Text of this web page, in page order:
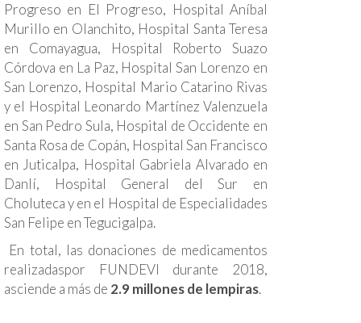
Progreso en El Progreso, Hospital Aníbal
Murillo en Olanchito, Hospital Santa Teresa
en Comayagua, Hospital Roberto Suazo
Córdova en La Paz, Hospital San Lorenzo en
San Lorenzo, Hospital Mario Catarino Rivas
y el Hospital Leonardo Martínez Valenzuela
en San Pedro Sula, Hospital de Occidente en
Santa Rosa de Copán, Hospital San Francisco
en Juticalpa, Hospital Gabriela Alvarado en
Danlí, Hospital General del Sur en
Choluteca y en el Hospital de Especialidades
San Felipe en Tegucigalpa.
En total, las donaciones de medicamentos
realizadaspor FUNDEVI durante 2018,
asciende a más de 2.9 millones de lempiras.